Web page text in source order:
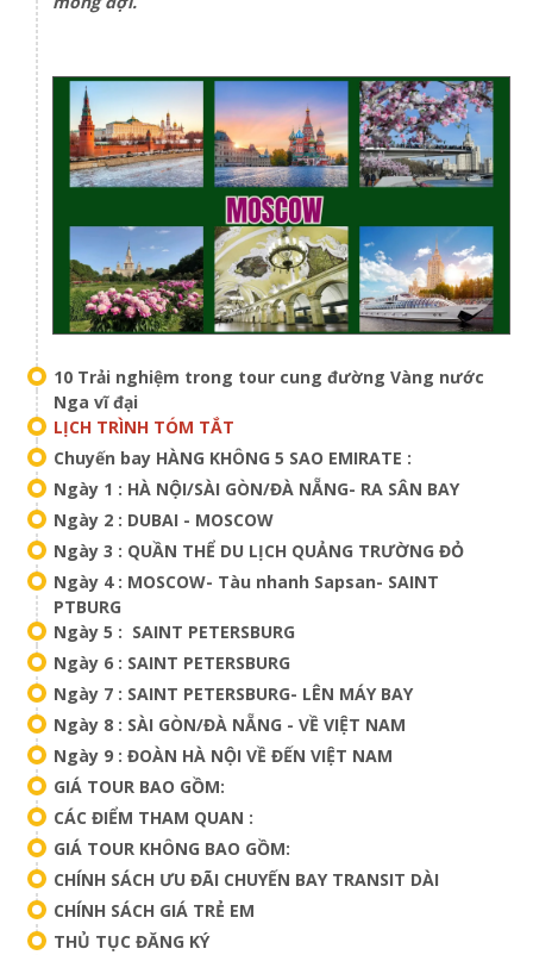
10 Trải nghiệm trong tour cung đường Vàng nước
Nga vĩ đại
LỊCH TRÌNH TÓM TẮT
Chuyến bay HÀNG KHÔNG 5 SAO EMIRATE :
Ngày 1 : HÀ NỘI/SÀI GÒN/ĐÀ NẴNG- RA SÂN BAY
Ngày 2 : DUBAI - MOSCOW
Ngày 3 : QUẦN THỂ DU LỊCH QUẢNG TRƯỜNG ĐỎ
Ngày 4 : MOSCOW- Tàu nhanh Sapsan- SAINT
PTBURG
Ngày 5 : SAINT PETERSBURG
Ngày 6 : SAINT PETERSBURG
Ngày 7 : SAINT PETERSBURG- LÊN MÁY BAY
Ngày 8 : SÀI GÒN/ĐÀ NẴNG - VỀ VIỆT NAM
Ngày 9 : ĐOÀN HÀ NỘI VỀ ĐẾN VIỆT NAM
GIÁ TOUR BAO GỒM:
CÁC ĐIỂM THAM QUAN :
GIÁ TOUR KHÔNG BAO GỒM:
CHÍNH SÁCH ƯU ĐÃI CHUYẾN BAY TRANSIT DÀI
CHÍNH SÁCH GIÁ TRẺ EM
THỦ TỤC ĐĂNG KÝ